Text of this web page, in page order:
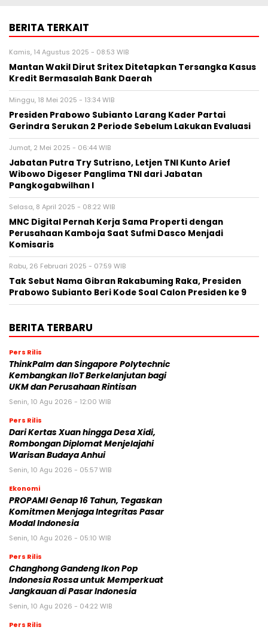
BERITA TERKAIT
Kamis, 14 Agustus 2025 - 08:53 WIB
Mantan Wakil Dirut Sritex Ditetapkan Tersangka Kasus
Kredit Bermasalah Bank Daerah
Minggu, 18 Mei 2025 - 13:34 WIB
Presiden Prabowo Subianto Larang Kader Partai
Gerindra Serukan 2 Periode Sebelum Lakukan Evaluasi
Jumat, 2 Mei 2025 - 06:44 WIB
Jabatan Putra Try Sutrisno, Letjen TNI Kunto Arief
Wibowo Digeser Panglima TNI dari Jabatan
Pangkogabwilhan I
Selasa, 8 April 2025 - 08:22 WIB
MNC Digital Pernah Kerja Sama Properti dengan
Perusahaan Kamboja Saat Sufmi Dasco Menjadi
Komisaris
Rabu, 26 Februari 2025 - 07:59 WIB
Tak Sebut Nama Gibran Rakabuming Raka, Presiden
Prabowo Subianto Beri Kode Soal Calon Presiden ke 9
BERITA TERBARU
Pers Rilis
ThinkPalm dan Singapore Polytechnic
Kembangkan IIoT Berkelanjutan bagi
UKM dan Perusahaan Rintisan
Senin, 10 Agu 2026 - 12:00 WIB
Pers Rilis
Dari Kertas Xuan hingga Desa Xidi,
Rombongan Diplomat Menjelajahi
Warisan Budaya Anhui
Senin, 10 Agu 2026 - 05:57 WIB
Ekonomi
PROPAMI Genap 16 Tahun, Tegaskan
Komitmen Menjaga Integritas Pasar
Modal Indonesia
Senin, 10 Agu 2026 - 05:10 WIB
Pers Rilis
Changhong Gandeng Ikon Pop
Indonesia Rossa untuk Memperkuat
Jangkauan di Pasar Indonesia
Senin, 10 Agu 2026 - 04:22 WIB
Pers Rilis